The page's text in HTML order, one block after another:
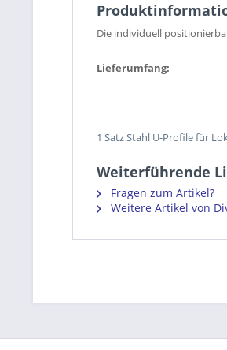
Die individuell
Lieferumfang:
1 Satz Stahl U-Profile für
Weiterführende
Fragen zum Artikel?
Weitere Artikel von